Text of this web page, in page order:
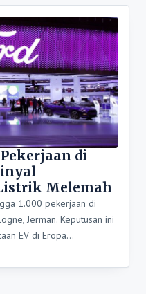
di
Melemah
1.000 pekerjaan di
Jerman. Keputusan ini
EV di Eropa…